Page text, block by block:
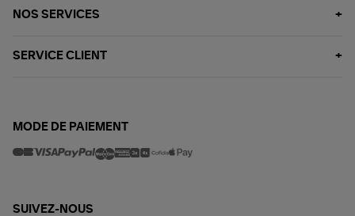
NOS SERVICES
SERVICE CLIENT
MODE DE PAIEMENT
SUIVEZ-NOUS